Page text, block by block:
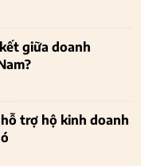
giữa doanh
trợ hộ kinh doanh